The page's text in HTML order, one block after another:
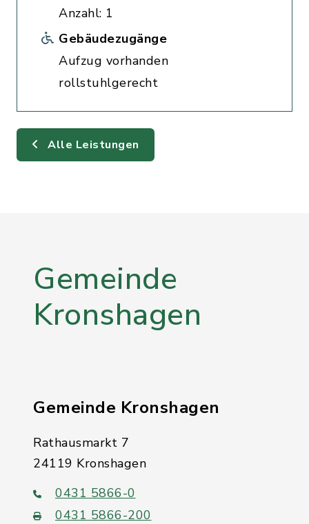
Anzahl: 1
Gebäudezugänge
Aufzug vorhanden
rollstuhlgerecht
Alle Leistungen
Gemeinde
Kronshagen
Gemeinde Kronshagen
Rathausmarkt 7
24119 Kronshagen
0431 5866-0
0431 5866-200